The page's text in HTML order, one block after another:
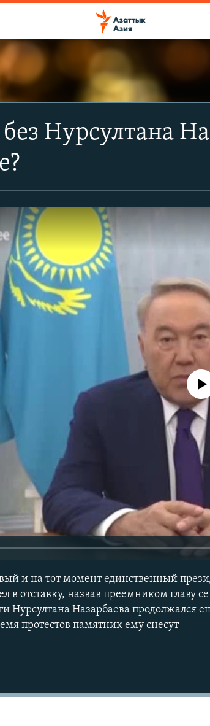
Нурсултана
No media source
и на тот момент единственный
в отставку, назвав преемником главу
Нурсултана Назарбаева продолжался
протестов памятник ему снесут